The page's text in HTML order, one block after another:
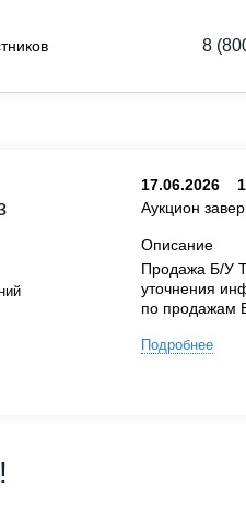
8
17.06.2026
Аукцион
Описание
Продажа Б/У
уточнения
по продажам
Подробнее